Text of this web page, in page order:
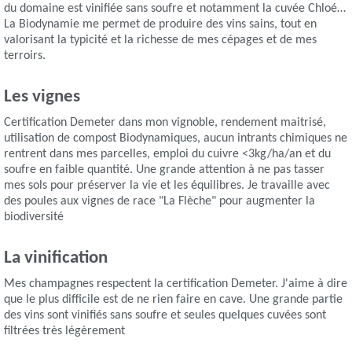
du domaine est vinifiée sans soufre et notamment la cuvée Chloé…
La Biodynamie me permet de produire des vins sains, tout en
valorisant la typicité et la richesse de mes cépages et de mes
terroirs.
Les vignes
Certification Demeter dans mon vignoble, rendement maitrisé,
utilisation de compost Biodynamiques, aucun intrants chimiques ne
rentrent dans mes parcelles, emploi du cuivre <3kg/ha/an et du
soufre en faible quantité. Une grande attention à ne pas tasser
mes sols pour préserver la vie et les équilibres. Je travaille avec
des poules aux vignes de race "La Flèche" pour augmenter la
biodiversité
La vinification
Mes champagnes respectent la certification Demeter. J'aime à dire
que le plus difficile est de ne rien faire en cave. Une grande partie
des vins sont vinifiés sans soufre et seules quelques cuvées sont
filtrées très légèrement